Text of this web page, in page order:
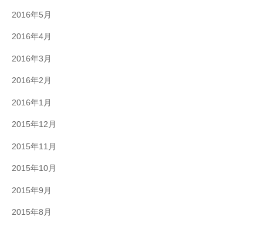
2016年5月
2016年4月
2016年3月
2016年2月
2016年1月
2015年12月
2015年11月
2015年10月
2015年9月
2015年8月